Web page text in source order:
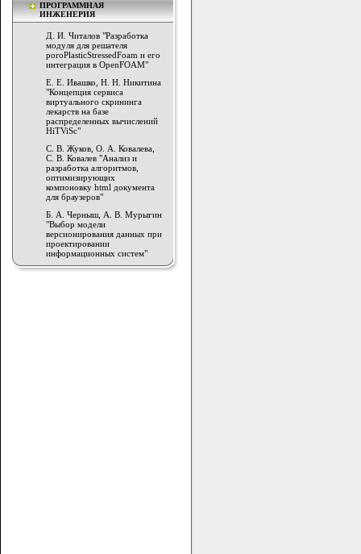
ПРОГРАММНАЯ
ИНЖЕНЕРИЯ
Д. И. Читалов "Разработка
модуля для решателя
poroPlasticStressedFoam и его
интеграция в OpenFOAM"
Е. Е. Ивашко, Н. Н. Никитина
"Концепция сервиса
виртуального скрининга
лекарств на базе
распределенных вычислений
HiTViSc"
С. В. Жуков, О. А. Ковалева,
С. В. Ковалев "Анализ и
разработка алгоритмов,
оптимизирующих
компоновку html документа
для браузеров"
Б. А. Черныш, А. В. Мурыгин
"Выбор модели
версионирования данных при
проектировании
информационных систем"